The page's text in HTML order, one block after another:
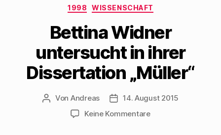
Kategorien
1998 WISSENSCHAFT
Bettina Widner
untersucht in ihrer
Dissertation „Müller“
Beitragsautor
Von Andreas Beitragsdatum
14. August 2015
Keine Kommentarezu